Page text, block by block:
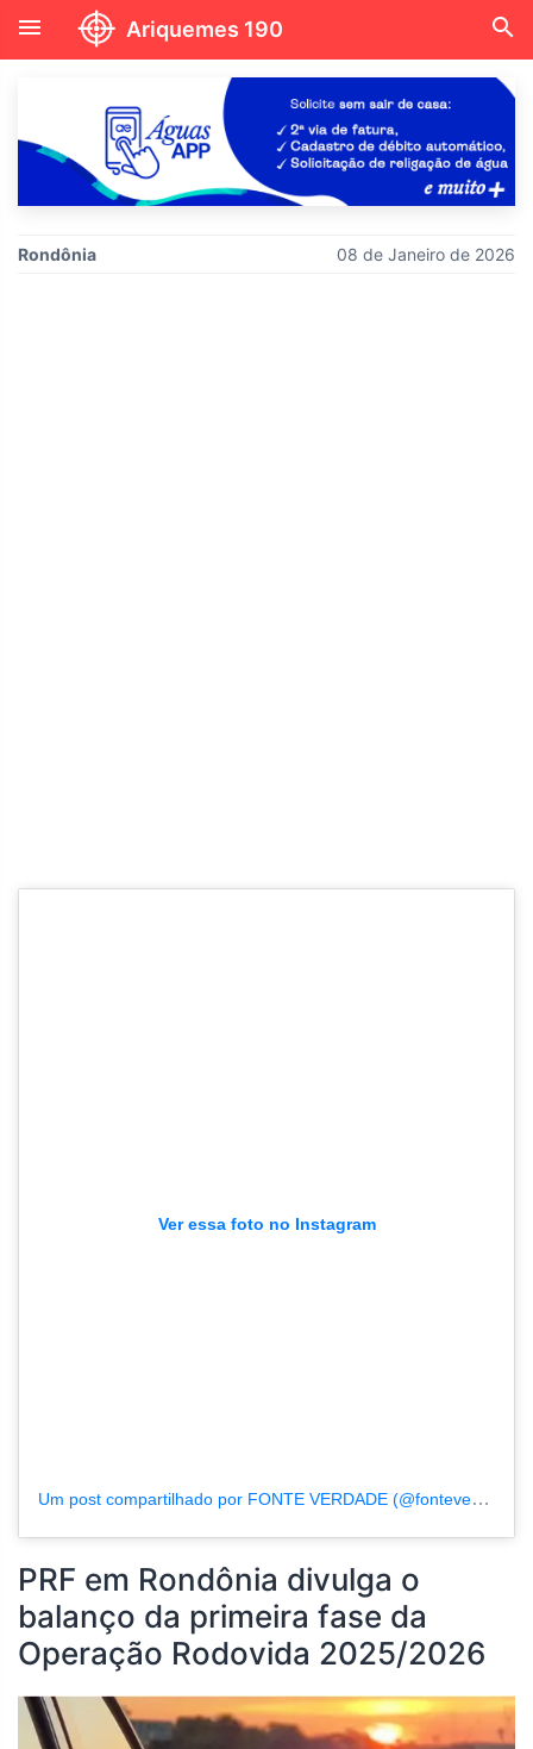
menu Ariquemes 190 search
Rondônia 08 de Janeiro de 2026
Ver essa foto no Instagram
Um post compartilhado por FONTE VERDADE (@fonteverdade)
PRF em Rondônia divulga o
balanço da primeira fase da
Operação Rodovida 2025/2026